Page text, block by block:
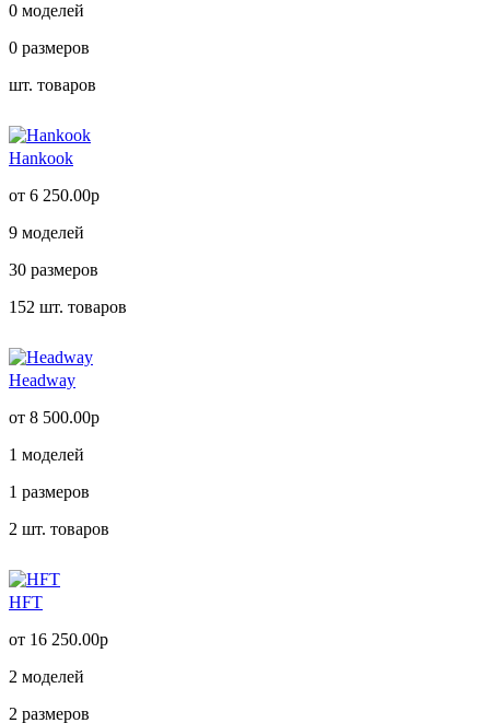
0 моделей
0 размеров
шт. товаров
Hankook
от 6 250.00р
9 моделей
30 размеров
152 шт. товаров
Headway
от 8 500.00р
1 моделей
1 размеров
2 шт. товаров
HFT
от 16 250.00р
2 моделей
2 размеров